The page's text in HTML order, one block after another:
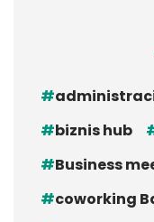
biznis hub
Business
coworking